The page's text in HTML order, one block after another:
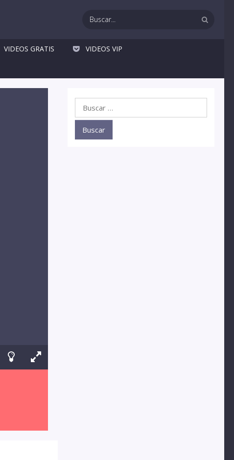
VIDEOS GRATIS VIDEOS VIP